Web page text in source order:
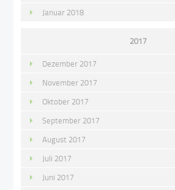
Januar 2018
2017
Dezember 2017
November 2017
Oktober 2017
September 2017
August 2017
Juli 2017
Juni 2017